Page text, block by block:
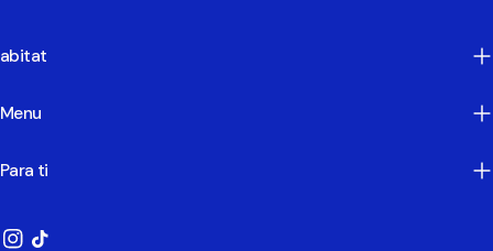
abitat
Menu
Para ti
Instagram
TikTok